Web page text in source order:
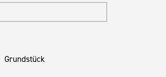
Grundstück